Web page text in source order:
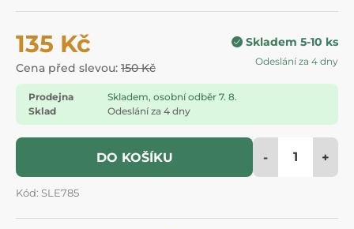
135 Kč
Cena před slevou: 150 Kč
Skladem 5-10 ks
Odeslání za 4 dny
Prodejna
Skladem, osobní odběr 7. 8.
Sklad
Odeslání za 4 dny
DO KOŠÍKU - +
Kód: SLE785